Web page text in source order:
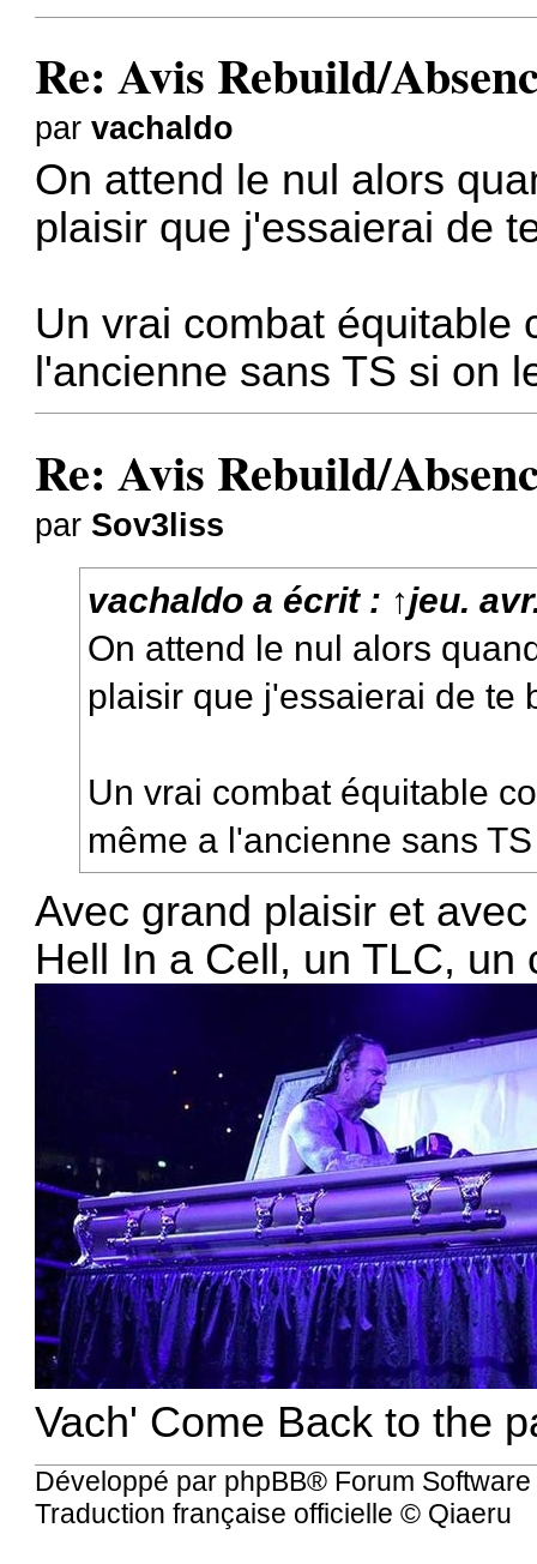
Re: Avis Rebuild/
parvachaldo
On attend le nul alors
plaisir que j'essaierai de
Un vrai combat équitable
l'ancienne sans TS si on
Re: Avis Rebuild/
par Sov3liss
vachaldo a écrit : ↑jeu.
On attend le nul alors
plaisir que j'essaierai de te
Un vrai combat équitable
même a l'ancienne sans
Avec grand plaisir et
Hell In a Cell, un TLC,
Vach' Come Back to the
Développé par phpBB® Forum
Traduction française officielle © Qiaeru